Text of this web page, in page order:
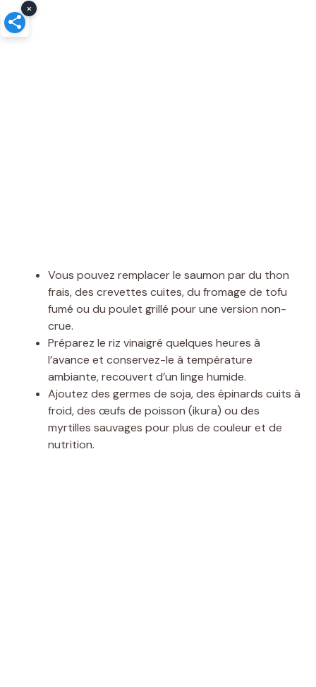
Vous pouvez remplacer le saumon par du thon
frais, des crevettes cuites, du fromage de tofu
fumé ou du poulet grillé pour une version non-
crue.
Préparez le riz vinaigré quelques heures à
l’avance et conservez-le à température
ambiante, recouvert d’un linge humide.
Ajoutez des germes de soja, des épinards cuits à
froid, des œufs de poisson (ikura) ou des
myrtilles sauvages pour plus de couleur et de
nutrition.
×